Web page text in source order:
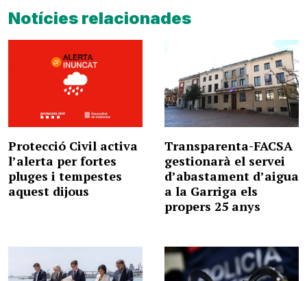
Notícies relacionades
Protecció Civil activa
l’alerta per fortes
pluges i tempestes
aquest dijous
Transparenta-FACSA
gestionarà el servei
d’abastament d’aigua
a la Garriga els
propers 25 anys